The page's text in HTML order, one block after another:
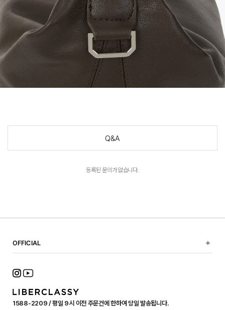
Q&A
등록된 문의가 없습니다.
OFFICIAL
SHOPPING GUIDE
TERMS OF USE
PRIVACY POLICY
1588-2209 / 평일 9시 이전 주문건에 한하여 당일 발송됩니다.